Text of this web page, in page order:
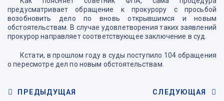
предусматривает обращение к прокурору с просьбой
возобновить дело по вновь открывшимся и новым
обстоятельствам. В случае удовлетворения таких заявлений
прокурор направляет соответствующее заключение в суд.
Кстати, в прошлом году в суды поступило 104 обращения
о пересмотре дел по новым обстоятельствам.
ПРЕДЫДУЩАЯ СЛЕДУЮЩАЯ